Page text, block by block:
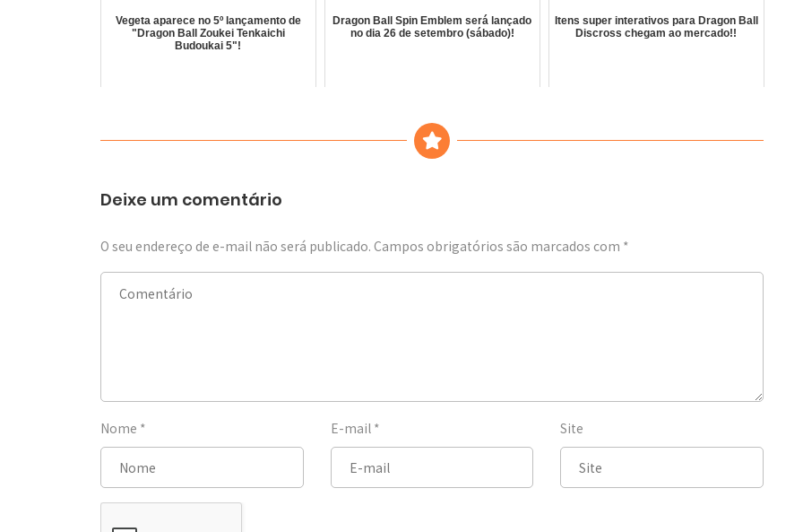
Vegeta aparece no 5º lançamento de
"Dragon Ball Zoukei Tenkaichi
Budoukai 5"!
Dragon Ball Spin Emblem será lançado
no dia 26 de setembro (sábado)!
Itens super interativos para Dragon Ball
Discross chegam ao mercado!!
Deixe um comentário
O seu endereço de e-mail não será publicado. Campos obrigatórios são marcados com *
Nome * E-mail * Site